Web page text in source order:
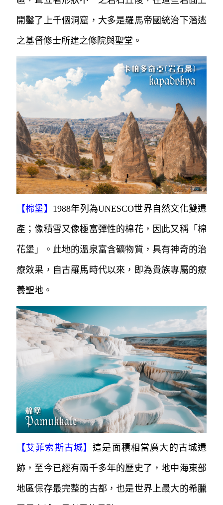
開鑿了上千個洞窟，大多是羅馬帝國統治下潛逃
之基督修士所建之修院與聖堂。
【棉堡】 1988年列為UNESCO世界自然文化雙遺
產；像積雪又像極富彈性的棉花，因此又稱「棉
花堡」。 此地的溫泉富含礦物質，具有神奇的治
療效果，自古羅馬時代以來，即為貴族專屬的療
養聖地。
【艾菲索斯古城】這是面積相當廣大的古城遺
跡，至今已經有兩千多年的歷史了，地中海東部
地區保存最完整的古都，也是世界上最大的希臘